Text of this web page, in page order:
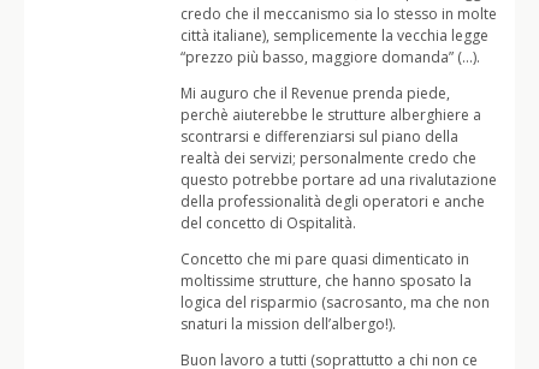
credo che il meccanismo sia lo stesso in molte
città italiane), semplicemente la vecchia legge
“prezzo più basso, maggiore domanda” (…).
Mi auguro che il Revenue prenda piede,
perchè aiuterebbe le strutture alberghiere a
scontrarsi e differenziarsi sul piano della
realtà dei servizi; personalmente credo che
questo potrebbe portare ad una rivalutazione
della professionalità degli operatori e anche
del concetto di Ospitalità.
Concetto che mi pare quasi dimenticato in
moltissime strutture, che hanno sposato la
logica del risparmio (sacrosanto, ma che non
snaturi la mission dell’albergo!).
Buon lavoro a tutti (soprattutto a chi non ce